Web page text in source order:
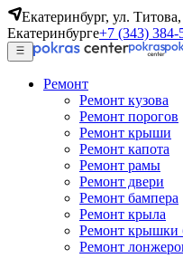
Екатеринбург, ул. Титова,
Екатеринбурге+7 (343) 384-
Ремонт
Ремонт кузова
Ремонт порогов
Ремонт крыши
Ремонт капота
Ремонт рамы
Ремонт двери
Ремонт бампера
Ремонт крыла
Ремонт крышки
Ремонт